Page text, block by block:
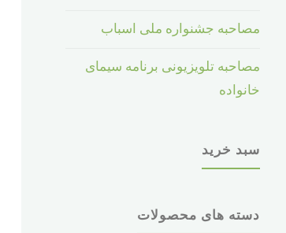
مصاحبه جشنواره ملی اسباب
مصاحبه تلویزیونی برنامه سیمای
خانواده
سبد خرید
دسته های محصولات